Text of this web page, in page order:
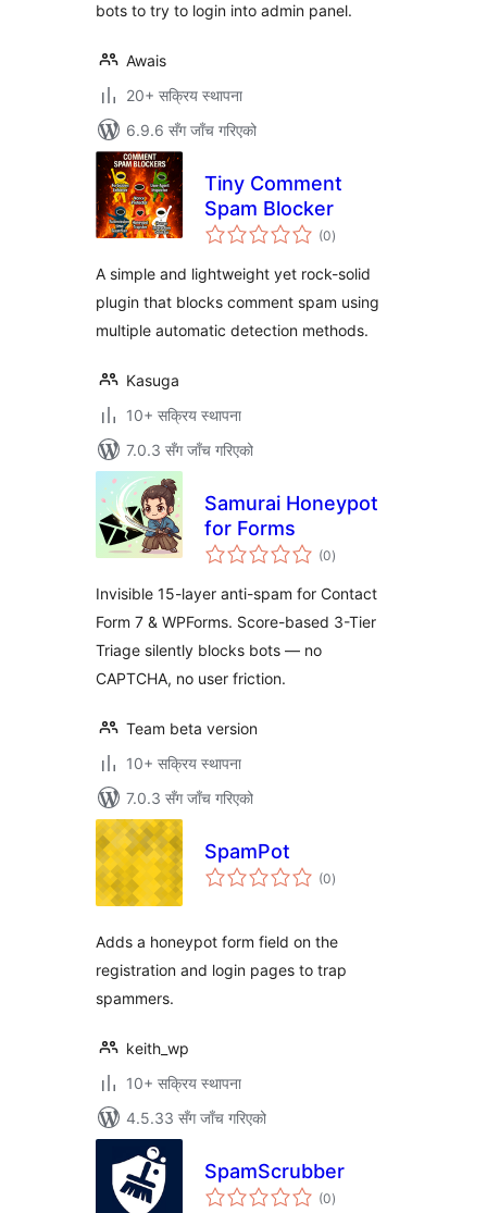
bots to try to login into admin panel.
Awais
20+ सक्रिय स्थापना
6.9.6 सँग जाँच गरिएको
Tiny Comment
Spam Blocker
(0कुल
रेटिङ्गहरू
)
A simple and lightweight yet rock-solid
plugin that blocks comment spam using
multiple automatic detection methods.
Kasuga
10+ सक्रिय स्थापना
7.0.3 सँग जाँच गरिएको
Samurai Honeypot
for Forms
(0कुल
रेटिङ्गहरू
)
Invisible 15-layer anti-spam for Contact
Form 7 & WPForms. Score-based 3-Tier
Triage silently blocks bots — no
CAPTCHA, no user friction.
Team beta version
10+ सक्रिय स्थापना
7.0.3 सँग जाँच गरिएको
SpamPot
(0कुल
रेटिङ्गहरू
)
Adds a honeypot form field on the
registration and login pages to trap
spammers.
keith_wp
10+ सक्रिय स्थापना
4.5.33 सँग जाँच गरिएको
SpamScrubber
(0कुल
रेटिङ्गहरू
)